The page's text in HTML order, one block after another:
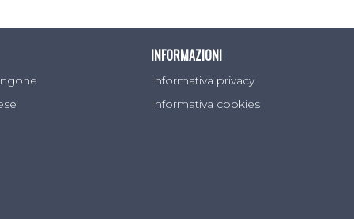
INFORMAZIONI
Informativa privacy
Informativa cookies